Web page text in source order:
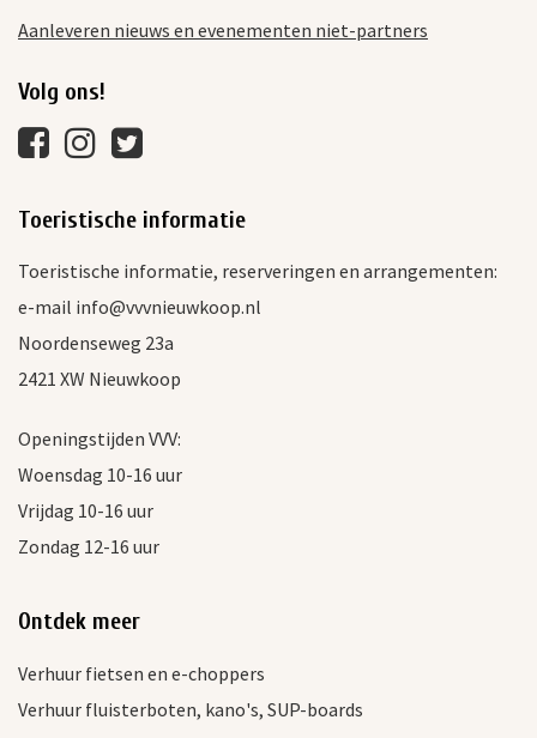
Aanleveren nieuws en evenementen niet-partners
Volg ons!
Toeristische informatie
Toeristische informatie, reserveringen en arrangementen:
e-mail info@vvvnieuwkoop.nl
Noordenseweg 23a
2421 XW Nieuwkoop
Openingstijden VVV:
Woensdag 10-16 uur
Vrijdag 10-16 uur
Zondag 12-16 uur
Ontdek meer
Verhuur fietsen en e-choppers
Verhuur fluisterboten, kano's, SUP-boards